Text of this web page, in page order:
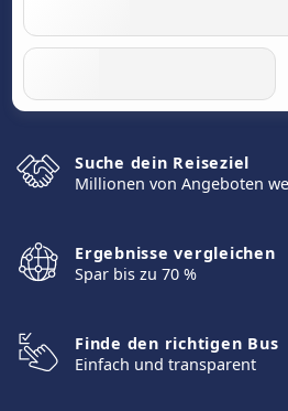
Suche dein Reiseziel
Millionen von Angeboten
Ergebnisse vergleichen
Spar bis zu 70 %
Finde den richtigen Bus
Einfach und transparent